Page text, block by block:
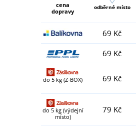
cena
dopravy
odběrné místo
69 Kč
69 Kč
do 5 kg (Z-BOX) 69 Kč
do 5 kg (výdejní
místo)
79 Kč